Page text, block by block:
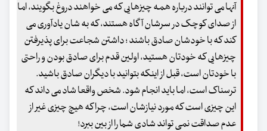
آنها می توانند درباره همه چیزهایی که می خواهند دروغ بگویند، اما
از صدای کوچک در سرشان آگاه هستند، که به شان یادآوری می
کند که با خودشان صادق باشند ؛ داشتن شجاعت برای پذیرفتن
چیزهایی که خودتان هستید، اولین قدم برای صادق بودن و راحتی
با خودتان است، قبل از اینکه بتوانید با دیگران صادق باشید.
ترسناک است، اما باید انجام شود. شخص واقعا شاد می داند که
این چیزی است که مورد نیازشان است، چرا که هیچ چیزی غیر از
عدم صداقت نمی تواند شادی شما را از بین ببرد!